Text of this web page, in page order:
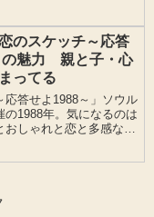
た♪のスケッチ～応答
の魅力 親と子・心
ってる
応答せよ1988～」ソウル
の1988年。気になるのは
おしゃれと恋と多感なお